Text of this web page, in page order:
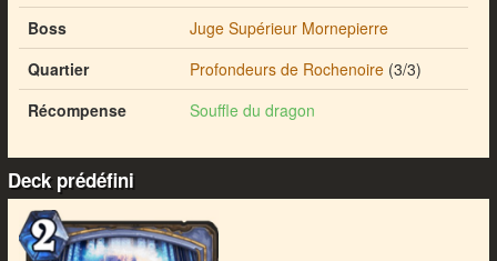
Boss
Juge Supérieur Mornepierre
Quartier
Profondeurs de Rochenoire(3/3)
Récompense
Souffle du dragon
Deck prédéfini